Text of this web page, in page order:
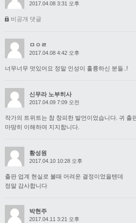
2017.04.08 3:31 오후
비공개 댓글
ㅁㅇㄹ
2017.04.08 4:42 오후
너무너무 멋있어요 정말 인성이 훌륭하신 분들..!
신무라 노부히사
2017.04.09 7:09 오전
작가의 트위트는 참 창피한 발언이었습니다. 귀 출
마땅히 이해하며 지지합니다.
황성원
2017.04.10 10:28 오후
출판 업계 현실로 볼때 어려운 결정이었을텐데
정말 감사합니다
박현주
2017.04.11 3:21 오후